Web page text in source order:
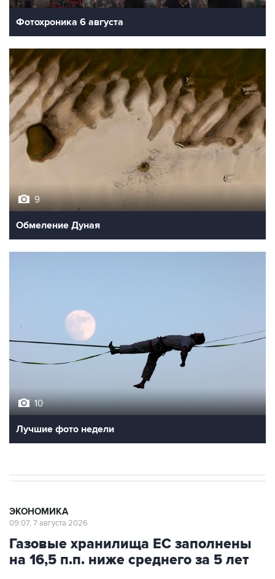
Фотохроника 6 августа
9
Обмеление Дуная
10
Лучшие фото недели
ЭКОНОМИКА
09:07, 7 августа 2026
Газовые хранилища ЕС заполнены
на 16,5 п.п. ниже среднего за 5 лет